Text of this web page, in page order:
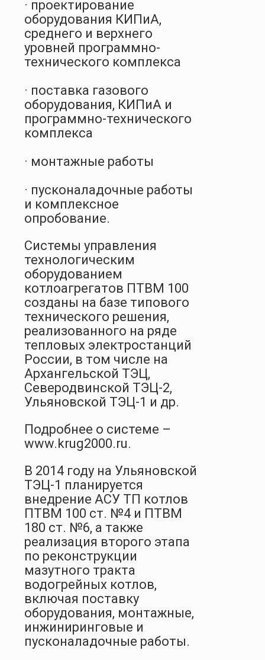
· проектирование
оборудования КИПиА,
среднего и верхнего
уровней программно-
технического комплекса
· поставка газового
оборудования, КИПиА и
программно-технического
комплекса
· монтажные работы
· пусконаладочные работы
и комплексное
опробование.
Системы управления
технологическим
оборудованием
котлоагрегатов ПТВМ 100
созданы на базе типового
технического решения,
реализованного на ряде
тепловых электростанций
России, в том числе на
Архангельской ТЭЦ,
Северодвинской ТЭЦ-2,
Ульяновской ТЭЦ-1 и др.
Подробнее о системе –
www.krug2000.ru.
В 2014 году на Ульяновской
ТЭЦ-1 планируется
внедрение АСУ ТП котлов
ПТВМ 100 ст. №4 и ПТВМ
180 ст. №6, а также
реализация второго этапа
по реконструкции
мазутного тракта
водогрейных котлов,
включая поставку
оборудования, монтажные,
инжиниринговые и
пусконаладочные работы.